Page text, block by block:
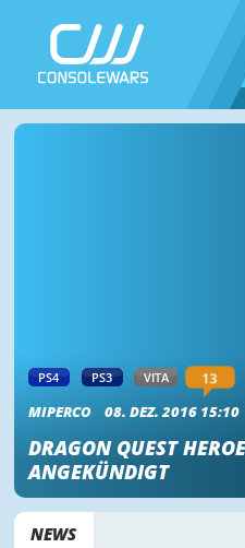
PS4 PS3 VITA
13
MIPERCO
08. DEZ. 2016 15:10
DRAGON QUEST
ANGEKÜNDIGT
NEWS